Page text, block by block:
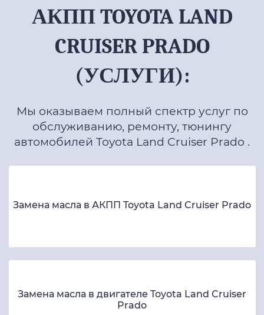
АКПП TOYOTA LAND
CRUISER PRADO
(УСЛУГИ):
Мы оказываем полный спектр услуг по
обслуживанию, ремонту, тюнингу
автомобилей Toyota Land Cruiser Prado .
Замена масла в АКПП Toyota Land Cruiser Prado
Замена масла в двигателе Toyota Land Cruiser
Prado